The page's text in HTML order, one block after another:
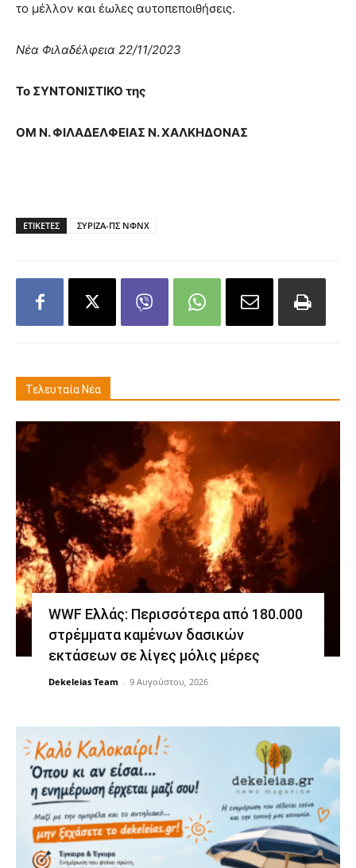
το μέλλον και έωλες αυτοπεποιθήσεις.
Νέα Φιλαδέλφεια 22/11/2023
Το ΣΥΝΤΟΝΙΣΤΙΚΟ της
ΟΜ Ν. ΦΙΛΑΔΕΛΦΕΙΑΣ Ν. ΧΑΛΚΗΔΟΝΑΣ
ΕΤΙΚΕΤΕΣ ΣΥΡΙΖΑ-ΠΣ ΝΦΝΧ
Τελευταία Νέα
WWF Ελλάς: Περισσότερα από 180.000
στρέμματα καμένων δασικών
εκτάσεων σε λίγες μόλις μέρες
Dekeleias Team - 9 Αυγούστου, 2026